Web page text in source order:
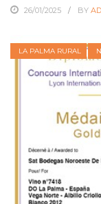
26/01/2025 BY
LA PALMA RURAL